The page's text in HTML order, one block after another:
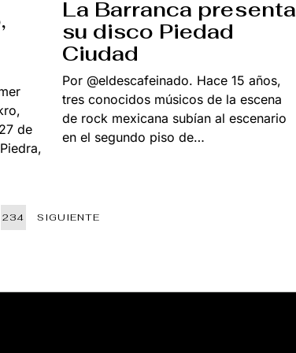
de
I
C
I
E
E
2
0
La Barranca presenta
su disco Piedad
Ciudad
Por @eldescafeinado. Hace 15 años,
tres conocidos músicos de la escena
de rock mexicana subían al escenario
en el segundo piso de…
234 SIGUIENTE